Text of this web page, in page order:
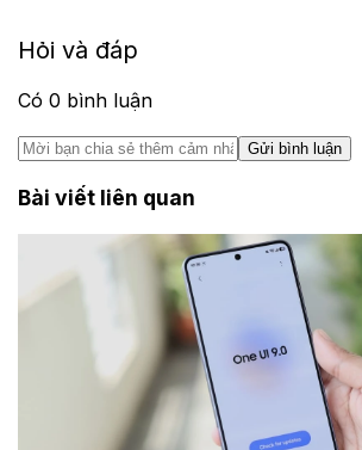
Hỏi và đáp
Có 0 bình luận
Gửi bình luận
Bài viết liên quan